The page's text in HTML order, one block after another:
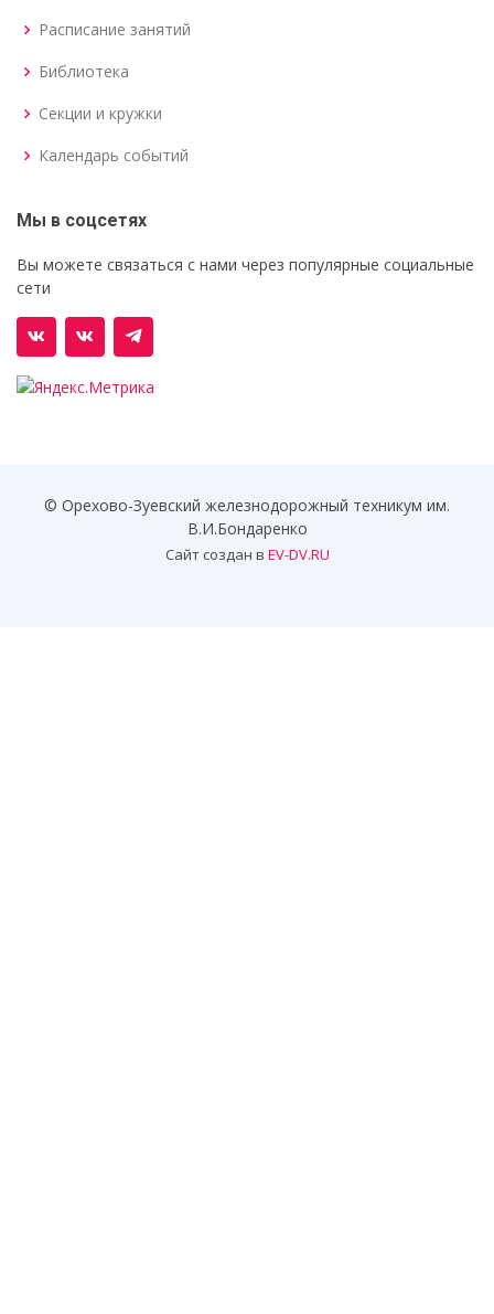
Расписание занятий
Библиотека
Секции и кружки
Календарь событий
Мы в соцсетях
Вы можете связаться с нами через популярные социальные
сети
© Орехово-Зуевский железнодорожный техникум им.
В.И.Бондаренко
Сайт создан в EV-DV.RU